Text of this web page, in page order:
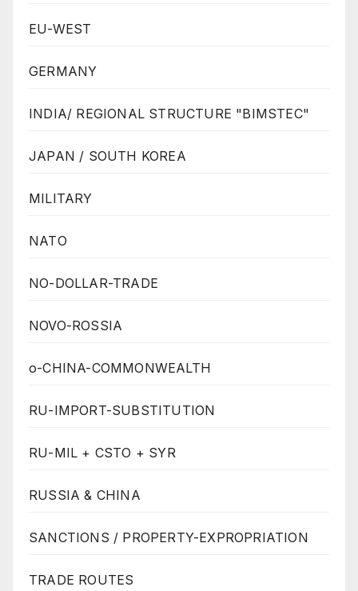
EU-WEST
GERMANY
INDIA/ REGIONAL STRUCTURE "BIMSTEC"
JAPAN / SOUTH KOREA
MILITARY
NATO
NO-DOLLAR-TRADE
NOVO-ROSSIA
o-CHINA-COMMONWEALTH
RU-IMPORT-SUBSTITUTION
RU-MIL + CSTO + SYR
RUSSIA & CHINA
SANCTIONS / PROPERTY-EXPROPRIATION
TRADE ROUTES